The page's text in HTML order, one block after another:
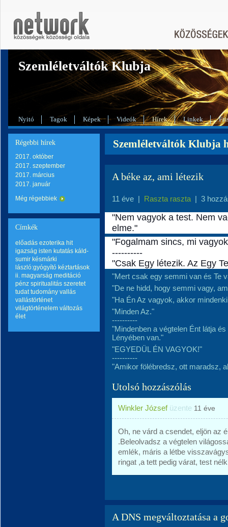
Szemléletváltók Klubja
Nyitó Tagok Képek Videók Hírek Linkek
Régebbi hírek
2017. október
2017. szeptember
2017. március
2017. január
Még régebbiek
Címkék
előadás ezoterika hit
igazság isten kutatás káld-
sumir késmárki
lászló:gyógyító kéztartások
ii. magyarság meditáció
pénz spiritualitás szeretet
tudat tudomány vallás
vallástörténet
világtörténelem változás
élet
Szemléletváltók Klubja
A béke az, ami létezik
11 éve | Raszta raszta | 3
"Nem vagyok a test. Nem
elme."
"Fogalmam sincs, mi
----------
"Csak Egy létezik. Az Egy
"Mert csak egy semmi van és Te
"De ne hidd, hogy semmi vagy,
"Ha Én Az vagyok, akkor
"Minden Az."
----------
"Mindenben a végtelen Ént látja
Lényében van."
"EGYEDÜL ÉN VAGYOK!"
----------
"Amikor fölébredsz, ott maradsz,
Utolsó hozzászólás
Winkler Józsefüzente 11 éve
Oh, ne várd a csendet, eljön az
.Beleolvadsz a végtelen
emlék, máris a létbe
ringat ,a tett pedig várat, test
A DNS megváltoztatása a